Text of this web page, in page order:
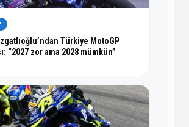
Türkiye MotoGP
“2027 zor ama 2028 mümkün”